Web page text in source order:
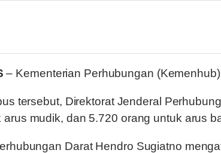
– Kementerian Perhubungan
tersebut, Direktorat Jenderal
mudik, dan 5.720 orang untuk arus
Darat Hendro Sugiatno